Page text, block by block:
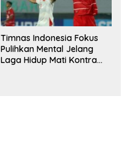
Timnas Indonesia Fokus
Pulihkan Mental Jelang
Laga Hidup Mati Kontra